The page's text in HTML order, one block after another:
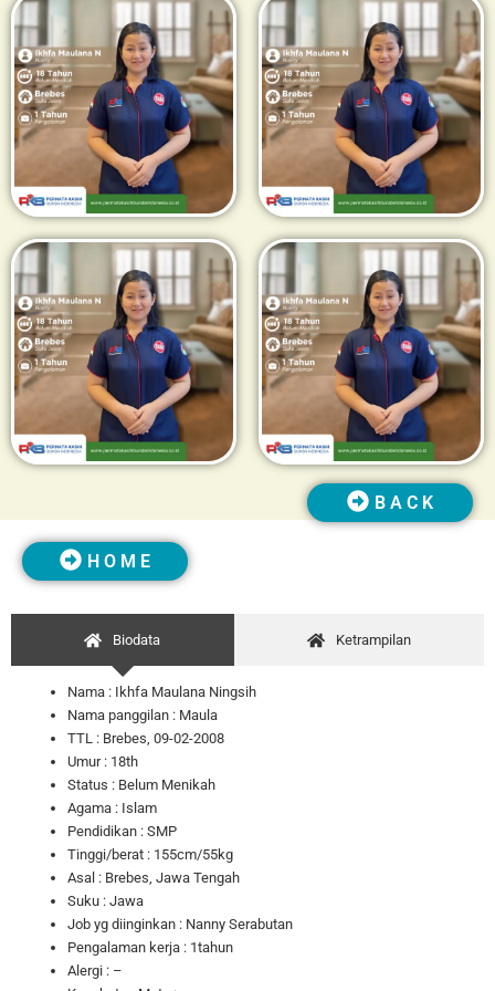
H O M E
B A C K
Biodata Ketrampilan
Nama : Ikhfa Maulana Ningsih
Nama panggilan : Maula
TTL : Brebes, 09-02-2008
Umur : 18th
Status : Belum Menikah
Agama : Islam
Pendidikan : SMP
Tinggi/berat : 155cm/55kg
Asal : Brebes, Jawa Tengah
Suku : Jawa
Job yg diinginkan : Nanny Serabutan
Pengalaman kerja : 1tahun
Alergi : –